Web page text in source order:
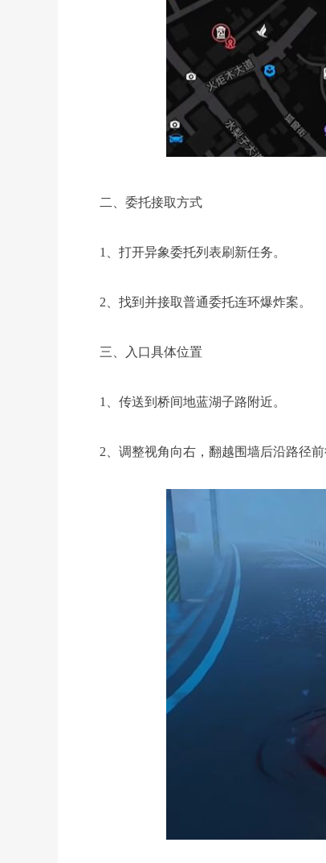
二、委托接取方式
1、打开异象委托列表刷新任务。
2、找到并接取普通委托连环爆炸案。
三、入口具体位置
1、传送到桥间地蓝湖子路附近。
2、调整视角向右，翻越围墙后沿路径